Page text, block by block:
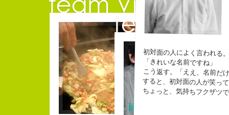
佐藤延夫
保
コピー
なにがしか書いて
Copy
10周年
初対面の人によく言われる
「きれいな名前ですね」
こう返す。「ええ、名前だ
すると、初対面の人が笑っ
ちょっと、気持ちフクザツ